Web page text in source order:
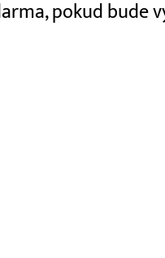
pokud bude